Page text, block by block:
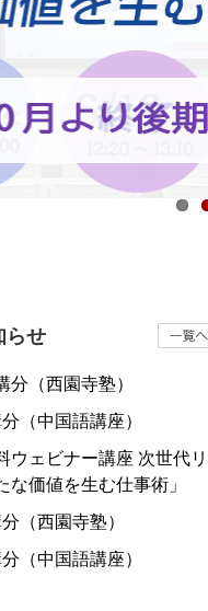
らせ
分（西園寺塾）
（中国語講座）
ウェビナー講座 次世代
な価値を生む仕事術」
（西園寺塾）
（中国語講座）